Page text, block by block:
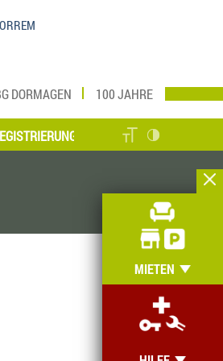
MIETEN
DORMAGEN 100 JAHRE
VORNEHMEN UND MEIN